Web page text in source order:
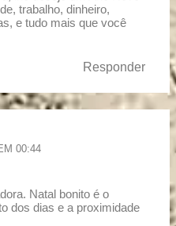
trabalho, dinheiro,
e tudo mais que você
Responder
00:44
Natal bonito é o
dos dias e a proximidade